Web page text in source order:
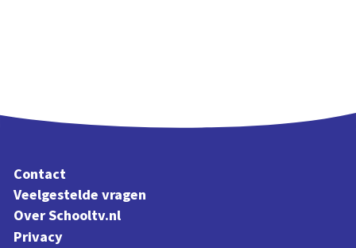
Contact
Veelgestelde vragen
Over Schooltv.nl
Privacy